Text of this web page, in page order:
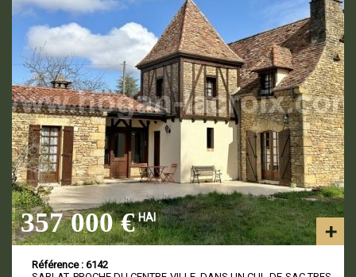
357 000 € HAI
Référence : 6142